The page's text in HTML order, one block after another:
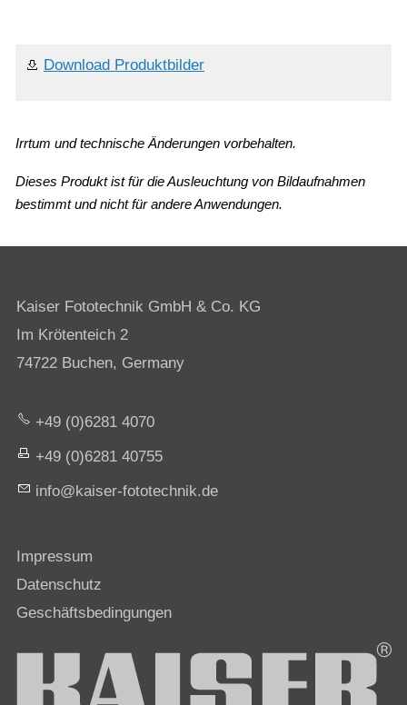
Download Produktbilder
Irrtum und technische Änderungen vorbehalten.
Dieses Produkt ist für die Ausleuchtung von Bildaufnahmen
bestimmt und nicht für andere Anwendungen.
Kaiser Fototechnik GmbH & Co. KG
Im Krötenteich 2
74722 Buchen, Germany
+49 (0)6281 4070
+49 (0)6281 40755
nf
k s r-f t t chn k d
Impressum
Datenschutz
Geschäftsbedingungen